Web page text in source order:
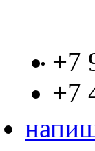
+7
+7